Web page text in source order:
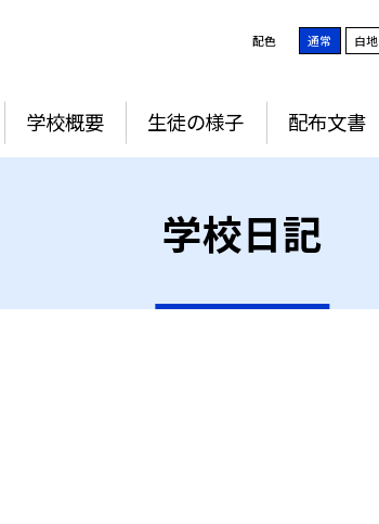
配色 通常 白地
学校概要 生徒の様子 配布文書
学校日記